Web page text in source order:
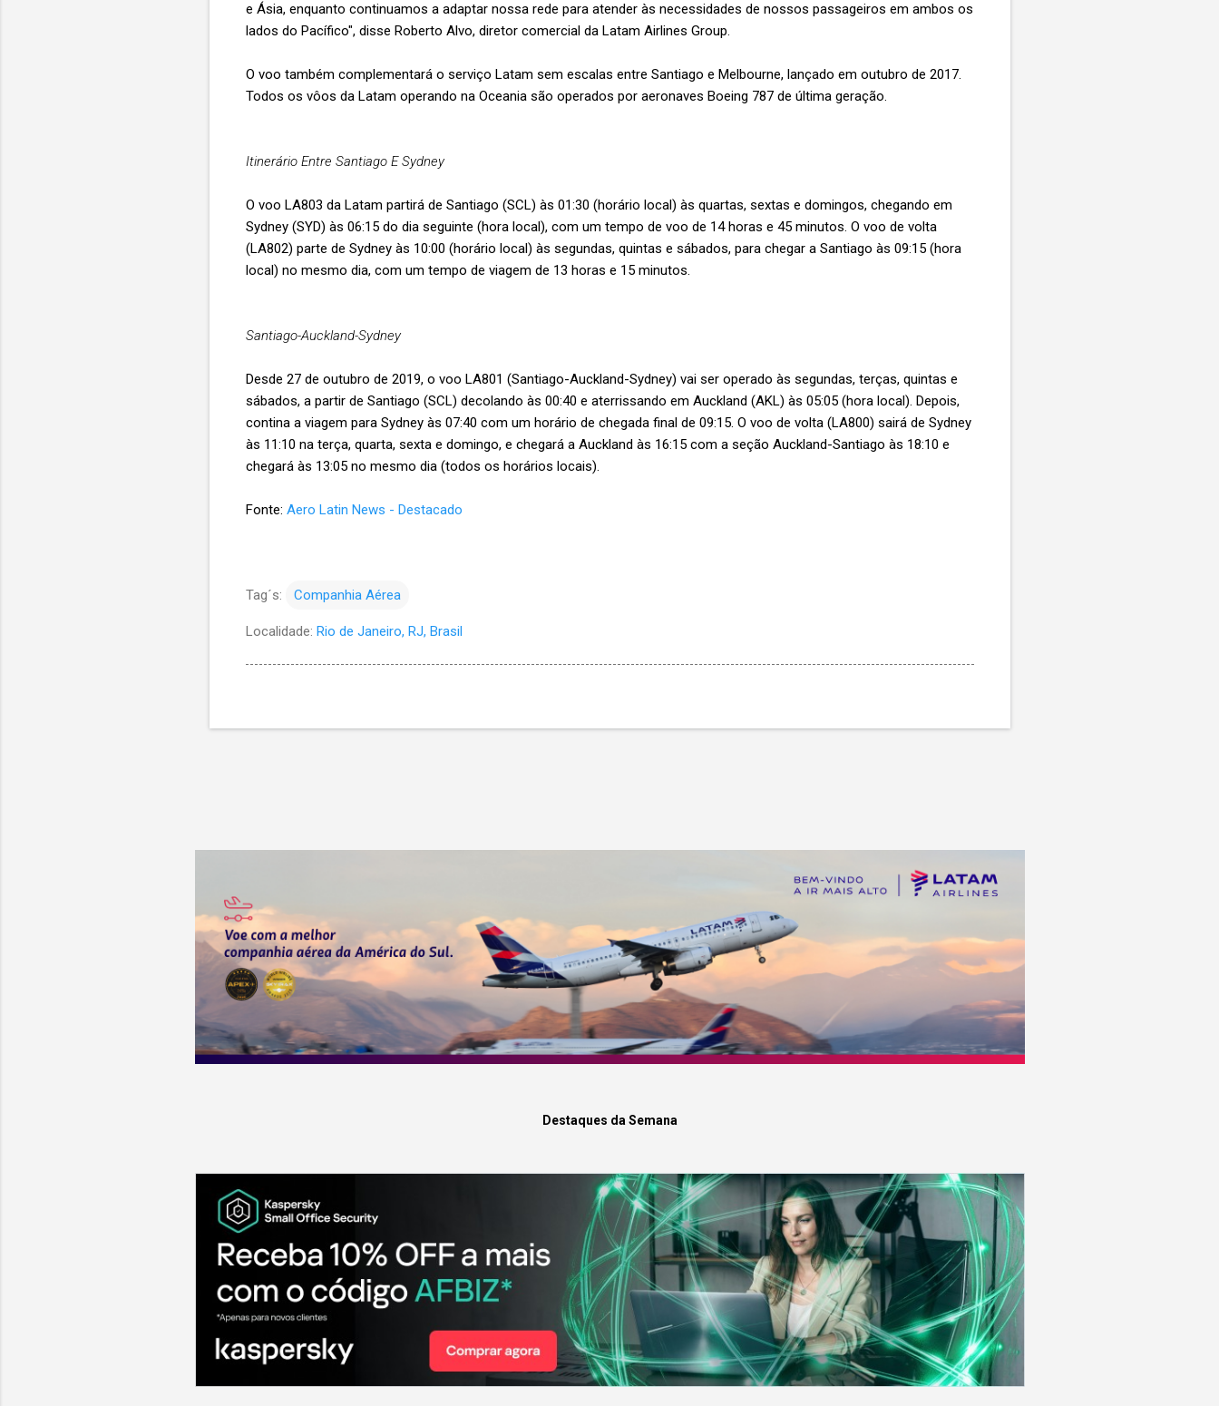
e Ásia, enquanto continuamos a adaptar nossa rede para atender às necessidades de nossos passageiros em ambos os
lados do Pacífico", disse Roberto Alvo, diretor comercial da Latam Airlines Group.
O voo também complementará o serviço Latam sem escalas entre Santiago e Melbourne, lançado em outubro de 2017.
Todos os vôos da Latam operando na Oceania são operados por aeronaves Boeing 787 de última geração.
Itinerário Entre Santiago E Sydney
O voo LA803 da Latam partirá de Santiago (SCL) às 01:30 (horário local) às quartas, sextas e domingos, chegando em
Sydney (SYD) às 06:15 do dia seguinte (hora local), com um tempo de voo de 14 horas e 45 minutos. O voo de volta
(LA802) parte de Sydney às 10:00 (horário local) às segundas, quintas e sábados, para chegar a Santiago às 09:15 (hora
local) no mesmo dia, com um tempo de viagem de 13 horas e 15 minutos.
Santiago-Auckland-Sydney
Desde 27 de outubro de 2019, o voo LA801 (Santiago-Auckland-Sydney) vai ser operado às segundas, terças, quintas e
sábados, a partir de Santiago (SCL) decolando às 00:40 e aterrissando em Auckland (AKL) às 05:05 (hora local). Depois,
contina a viagem para Sydney às 07:40 com um horário de chegada final de 09:15. O voo de volta (LA800) sairá de Sydney
às 11:10 na terça, quarta, sexta e domingo, e chegará a Auckland às 16:15 com a seção Auckland-Santiago às 18:10 e
chegará às 13:05 no mesmo dia (todos os horários locais).
Fonte: Aero Latin News - Destacado
Tag´s: Companhia Aérea
Localidade: Rio de Janeiro, RJ, Brasil
Destaques da Semana